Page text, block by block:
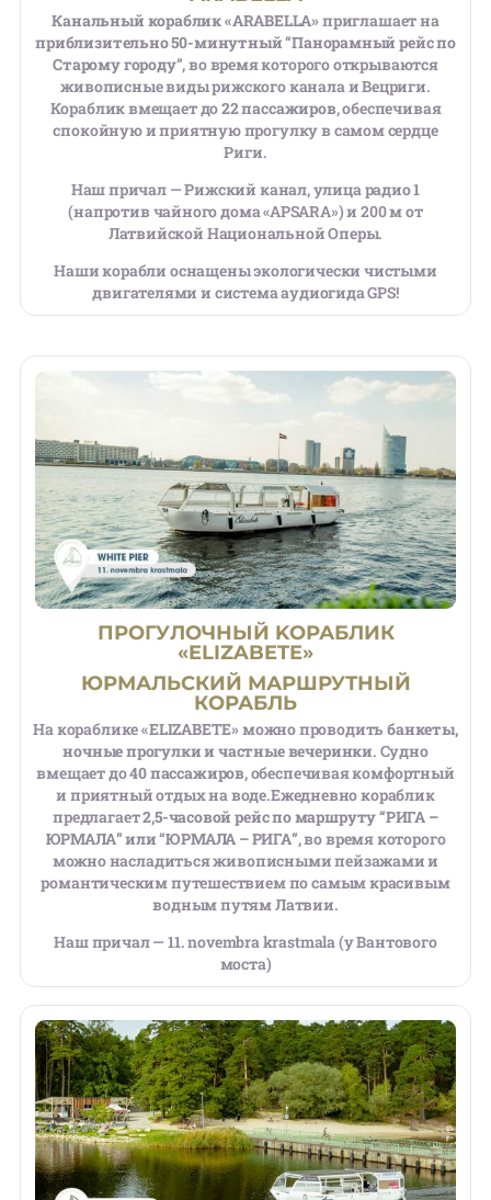
Канальный кораблик «ARABELLA»приглашает на
приблизительно 50-минутный “Панорамный рейс по
Старому городу”, во время которого открываются
живописные виды рижского канала и Вецриги.
Кораблик вмещает до22 пассажиров, обеспечивая
спокойную и приятную прогулку в самом сердце
Риги.
Наш причал — Рижский канал, улица радио 1
(напротив чайного дома «APSARA») и 200 м от
Латвийской Национальной Оперы.
Наши корабли оснащены экологически чистыми
двигателями и система аудиогида GPS!
ПРОГУЛОЧНЫЙ KОРАБЛИК
«ELIZABETE»
ЮРМАЛЬСКИЙ МАРШРУТНЫЙ
КОРАБЛЬ
На кораблике«ELIZABETE»можно проводитьбанкеты,
ночные прогулки и частные вечеринки. Судно
вмещает до40 пассажиров, обеспечивая комфортный
и приятный отдых на воде.Ежедневно кораблик
предлагает2,5-часовой рейс по маршруту “РИГА –
ЮРМАЛА” или “ЮРМАЛА – РИГА”, во время которого
можно насладиться живописными пейзажами и
романтическим путешествием по самым красивым
водным путям Латвии.
Наш причал — 11. novembra krastmala (у Вантового
моста)